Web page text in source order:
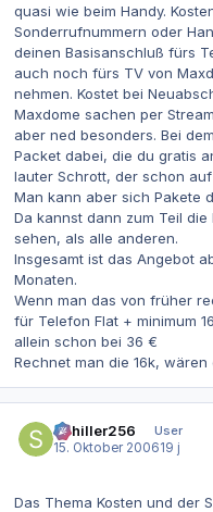
quasi wie beim Handy.
Sonderrufnummern oder
deinen Basisanschluß fürs
auch noch fürs TV von
nehmen. Kostet bei
Maxdome sachen per
aber ned besonders. Bei
Packet dabei, die du gratis
lauter Schrott, der schon
Man kann aber sich Pakete
Da kannst dann zum Teil
sehen, als alle anderen.
Insgesamt ist das Angebot
Monaten.
Wenn man das von früher
für Telefon Flat + minimum
allein schon bei 36 €
Rechnet man die 16k,
Schiller256
User
15. Oktober 200619 j
Das Thema Kosten und der